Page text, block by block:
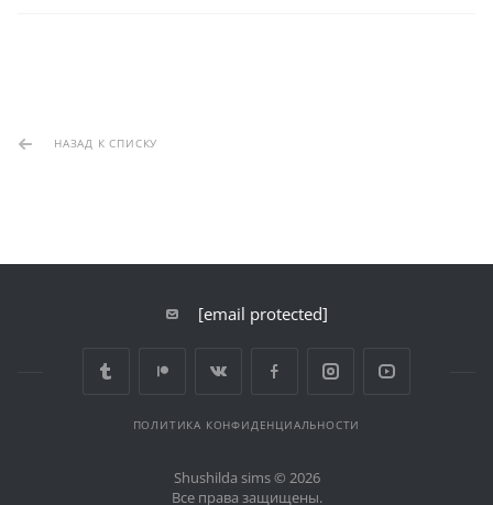
НАЗАД К СПИСКУ
[email protected]
ПОЛИТИКА КОНФИДЕНЦИАЛЬНОСТИ
Shushilda sims © 2026
Все права защищены.